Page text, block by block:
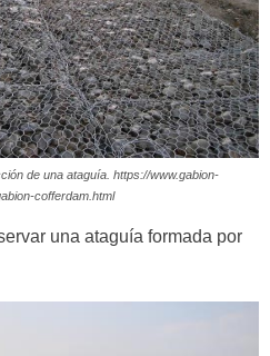
de una ataguía. https://www.gabion-
cofferdam.html
una ataguía formada por